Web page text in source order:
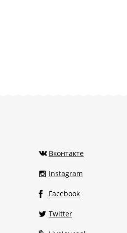
Вконтакте
Instagram
Facebook
Twitter